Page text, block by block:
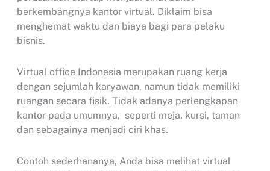
berkembangnya kantor virtual. Diklaim bisa
menghemat waktu dan biaya bagi para pelaku
bisnis.
Virtual office Indonesia merupakan ruang kerja
dengan sejumlah karyawan, namun tidak memiliki
ruangan secara fisik. Tidak adanya perlengkapan
kantor pada umumnya, seperti meja, kursi, taman
dan sebagainya menjadi ciri khas.
Contoh sederhananya, Anda bisa melihat virtual